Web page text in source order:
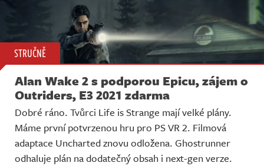
STRUČNĚ
Alan Wake 2 s podporou Epicu, zájem o
Outriders, E3 2021 zdarma
Dobré ráno. Tvůrci Life is Strange mají velké plány.
Máme první potvrzenou hru pro PS VR 2. Filmová
adaptace Uncharted znovu odložena. Ghostrunner
odhaluje plán na dodatečný obsah i next-gen verze.